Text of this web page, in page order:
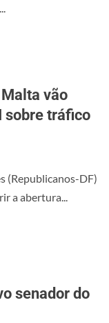
vão
sobre tráfico
(Republicanos-DF)
a abertura...
senador do